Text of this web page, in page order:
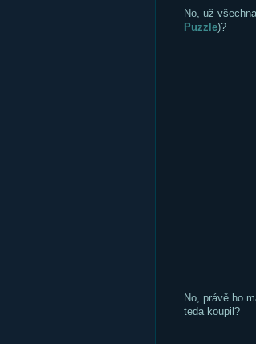
No, už
Puzzle)?
No, právě ho
teda koupil?